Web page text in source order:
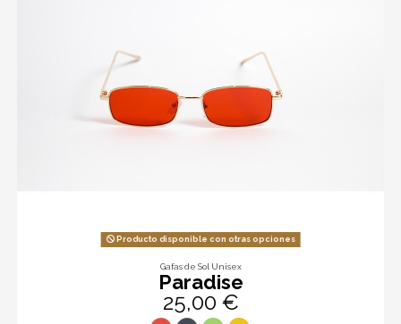
Producto disponible con otras opciones
Gafas de Sol Unisex
Paradise
25,00 €